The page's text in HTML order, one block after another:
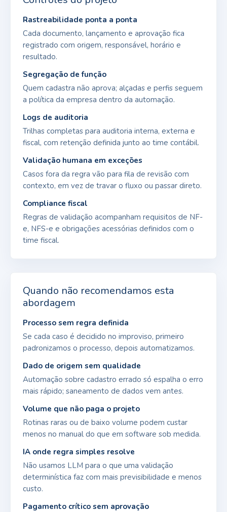
Rastreabilidade ponta a ponta
Cada documento, lançamento e aprovação fica
registrado com origem, responsável, horário e
resultado.
Segregação de função
Quem cadastra não aprova; alçadas e perfis seguem
a política da empresa dentro da automação.
Logs de auditoria
Trilhas completas para auditoria interna, externa e
fiscal, com retenção definida junto ao time contábil.
Validação humana em exceções
Casos fora da regra vão para fila de revisão com
contexto, em vez de travar o fluxo ou passar direto.
Compliance fiscal
Regras de validação acompanham requisitos de NF-
e, NFS-e e obrigações acessórias definidos com o
time fiscal.
Quando não recomendamos esta
abordagem
Processo sem regra definida
Se cada caso é decidido no improviso, primeiro
padronizamos o processo, depois automatizamos.
Dado de origem sem qualidade
Automação sobre cadastro errado só espalha o erro
mais rápido; saneamento de dados vem antes.
Volume que não paga o projeto
Rotinas raras ou de baixo volume podem custar
menos no manual do que em software sob medida.
IA onde regra simples resolve
Não usamos LLM para o que uma validação
determinística faz com mais previsibilidade e menos
custo.
Pagamento crítico sem aprovação